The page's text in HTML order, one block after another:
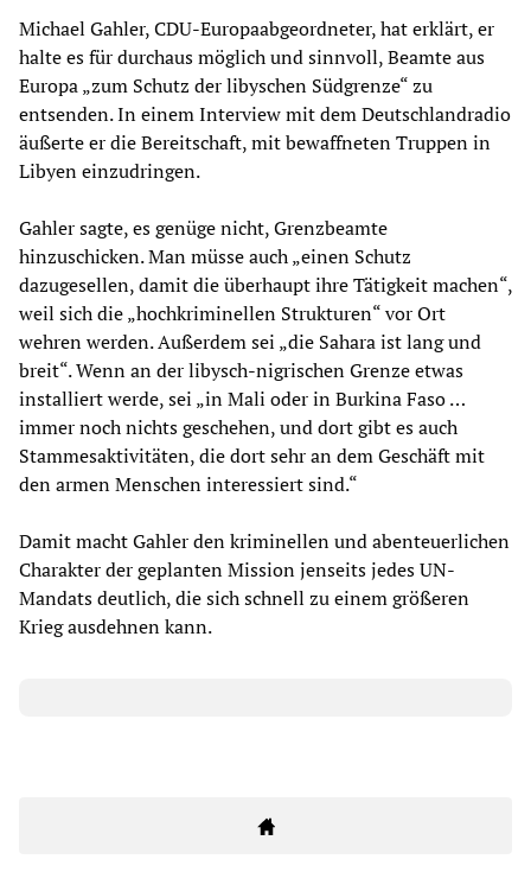
Michael Gahler, CDU-Europaabgeordneter, hat erklärt, er
halte es für durchaus möglich und sinnvoll, Beamte aus
Europa „zum Schutz der libyschen Südgrenze“ zu
entsenden. In einem Interview mit dem Deutschlandradio
äußerte er die Bereitschaft, mit bewaffneten Truppen in
Libyen einzudringen.
Gahler sagte, es genüge nicht, Grenzbeamte
hinzuschicken. Man müsse auch „einen Schutz
dazugesellen, damit die überhaupt ihre Tätigkeit machen“,
weil sich die „hochkriminellen Strukturen“ vor Ort
wehren werden. Außerdem sei „die Sahara ist lang und
breit“. Wenn an der libysch-nigrischen Grenze etwas
installiert werde, sei „in Mali oder in Burkina Faso …
immer noch nichts geschehen, und dort gibt es auch
Stammesaktivitäten, die dort sehr an dem Geschäft mit
den armen Menschen interessiert sind.“
Damit macht Gahler den kriminellen und abenteuerlichen
Charakter der geplanten Mission jenseits jedes UN-
Mandats deutlich, die sich schnell zu einem größeren
Krieg ausdehnen kann.